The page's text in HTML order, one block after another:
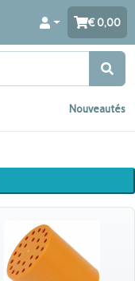
0,00
Nouveautés